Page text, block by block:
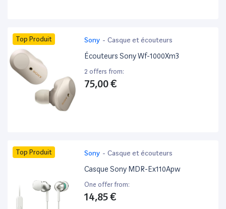
Top Produit Sony - Casque et écouteurs
Écouteurs Sony Wf-1000Xm3
2 offers from:
75,00 €
Top Produit Sony - Casque et écouteurs
Casque Sony MDR-Ex110Apw
One offer from:
14,85 €